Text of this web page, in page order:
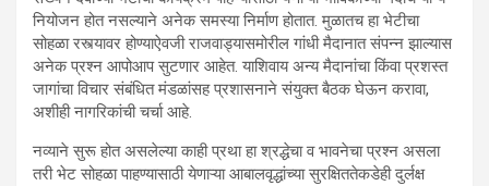
नियोजन होत नसल्याने अनेक समस्या निर्माण होतात. मुळातच हा भेटीचा
सोहळा रस्त्यावर होण्याऐवजी राजवाड्यासमोरील गांधी मैदानात संपन्न झाल्यास
अनेक प्रश्न आपोआप सुटणार आहेत. याशिवाय अन्य मैदानांचा किंवा प्रशस्त
जागांचा विचार संबंधित मंडळांसह प्रशासनाने संयुक्त बैठक घेऊन करावा,
अशीही नागरिकांची चर्चा आहे.
नव्याने सुरू होत असलेल्या काही प्रथा हा श्रद्धेचा व भावनेचा प्रश्न असला
तरी भेट सोहळा पाहण्यासाठी येणाऱ्या आबालवृद्धांच्या सुरक्षिततेकडेही दुर्लक्ष